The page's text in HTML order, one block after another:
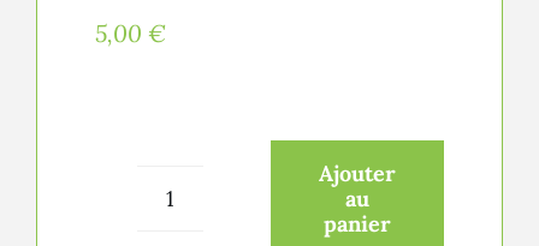
5,00 €
Ajouter
au
panier